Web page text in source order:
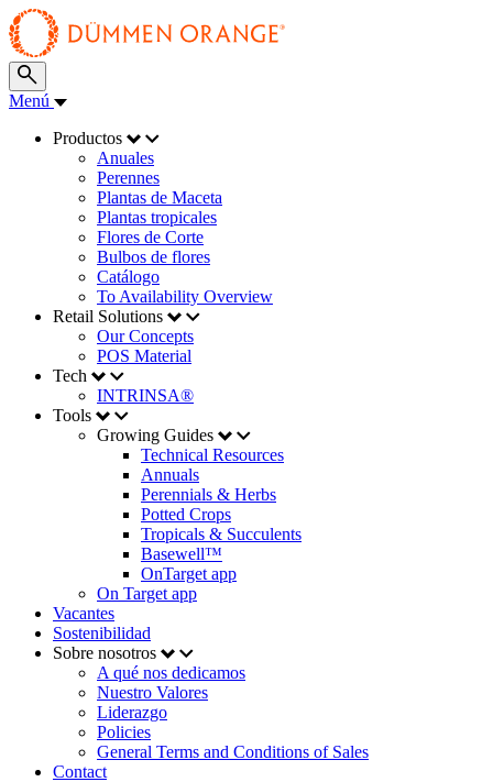
Menú
Productos
Anuales
Perennes
Plantas de Maceta
Plantas tropicales
Flores de Corte
Bulbos de flores
Catálogo
To Availability Overview
Retail Solutions
Our Concepts
POS Material
Tech
INTRINSA®
Tools
Growing Guides
Technical Resources
Annuals
Perennials & Herbs
Potted Crops
Tropicals & Succulents
Basewell™
OnTarget app
On Target app
Vacantes
Sostenibilidad
Sobre nosotros
A qué nos dedicamos
Nuestro Valores
Liderazgo
Policies
General Terms and Conditions of Sales
Contact